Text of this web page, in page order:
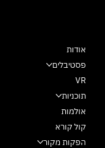
אודות
פסטיבלים
VR
תוכניות
אולמות
קול קורא
הפקות מקור